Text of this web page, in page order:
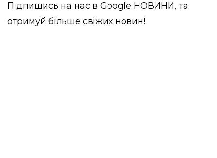
Підпишись на нас в Google НОВИНИ, та
отримуй більше свіжих новин!